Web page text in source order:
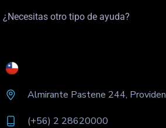
¿Necesitas otro tipo de ayuda?
Almirante Pastene 244,
(+56) 2 28620000